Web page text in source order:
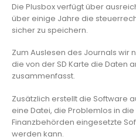
Die Plusbox verfügt über
über einige Jahre die
sicher zu speichern.
Zum Auslesen des Journals wir
die von der SD Karte die Daten
zusammenfasst.
Zusätzlich erstellt die Software
eine Datei, die Problemlos in
Finanzbehörden eingesetzte
werden kann.